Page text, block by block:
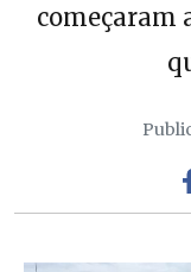
começaram